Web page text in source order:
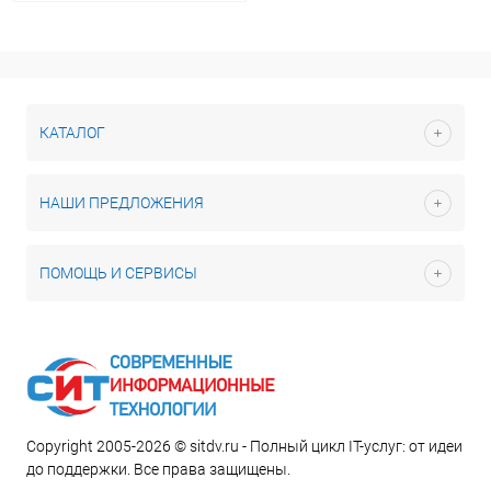
КАТАЛОГ
НАШИ ПРЕДЛОЖЕНИЯ
ПОМОЩЬ И СЕРВИСЫ
Copyright 2005-2026 © sitdv.ru - Полный цикл IT-услуг: от идеи
до поддержки. Все права защищены.